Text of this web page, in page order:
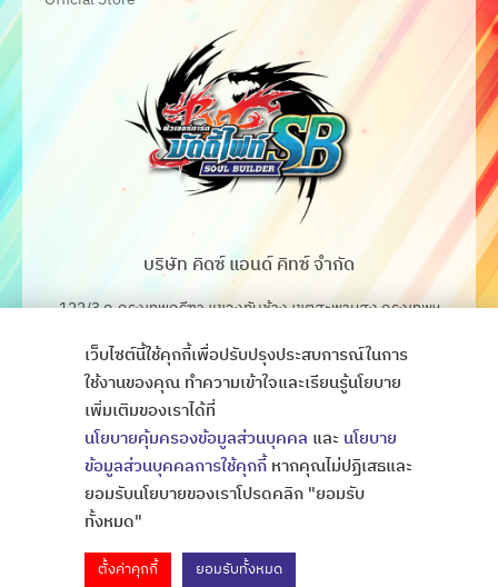
บริษัท คิดซ์ แอนด์ คิทซ์ จำกัด
122/3 ถ.กรุงเทพกรีฑา แขวงทับช้าง เขตสะพานสูง กรุงเทพฯ
โทร. 02-368-4106-7
Fax. 02-368-4105
Copyright © All Rights Thaibattlespiritsออกแบบเว็บไซต์
เว็บไซต์นี้ใช้คุกกี้เพื่อปรับปรุงประสบการณ์ในการ
ใช้งานของคุณ ทำความเข้าใจและเรียนรู้นโยบาย
เพิ่มเติมของเราได้ที่
นโยบายคุ้มครองข้อมูลส่วนบุคคล และ นโยบาย
ข้อมูลส่วนบุคคลการใช้คุกกี้หากคุณไม่ปฏิเสธและ
ยอมรับนโยบายของเราโปรดคลิก "ยอมรับ
ทั้งหมด"
ตั้งค่าคุกกี้ ยอมรับทั้งหมด